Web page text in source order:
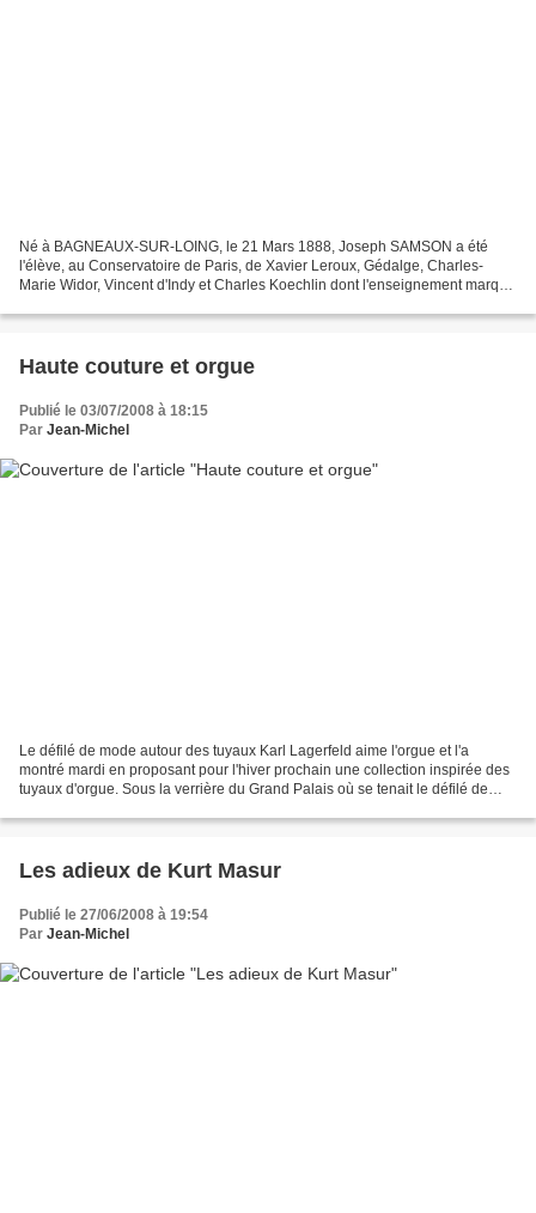
Né à BAGNEAUX-SUR-LOING, le 21 Mars 1888, Joseph SAMSON a été
l'élève, au Conservatoire de Paris, de Xavier Leroux, Gédalge, Charles-
Marie Widor, Vincent d'Indy et Charles Koechlin dont l'enseignement marqua
Haute couture et orgue
Publié le 03/07/2008 à 18:15
Par Jean-Michel
Le défilé de mode autour des tuyaux Karl Lagerfeld aime l'orgue et l'a
montré mardi en proposant pour l'hiver prochain une collection inspirée des
tuyaux d'orgue. Sous la verrière du Grand Palais où se tenait le défilé de
Les adieux de Kurt Masur
Publié le 27/06/2008 à 19:54
Par Jean-Michel